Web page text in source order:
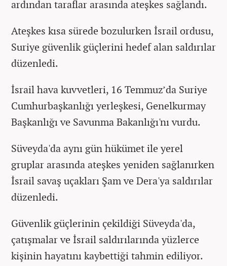
ardından taraflar arasında ateşkes sağlandı.
Ateşkes kısa sürede bozulurken İsrail ordusu,
Suriye güvenlik güçlerini hedef alan saldırılar
düzenledi.
İsrail hava kuvvetleri, 16 Temmuz’da Suriye
Cumhurbaşkanlığı yerleşkesi, Genelkurmay
Başkanlığı ve Savunma Bakanlığı'nı vurdu.
Süveyda'da aynı gün hükümet ile yerel
gruplar arasında ateşkes yeniden sağlanırken
İsrail savaş uçakları Şam ve Dera'ya saldırılar
düzenledi.
Güvenlik güçlerinin çekildiği Süveyda'da,
çatışmalar ve İsrail saldırılarında yüzlerce
kişinin hayatını kaybettiği tahmin ediliyor.